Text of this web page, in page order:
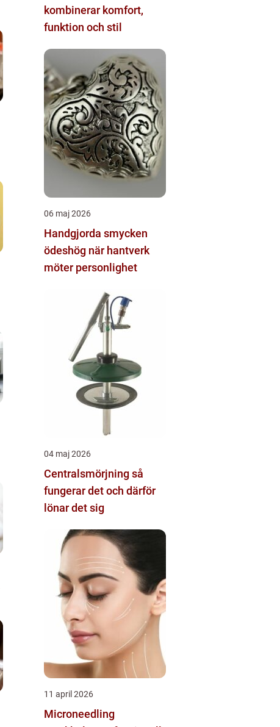
kombinerar komfort,
funktion och stil
06 maj 2026
Handgjorda smycken
ödeshög när hantverk
möter personlighet
04 maj 2026
Centralsmörjning så
fungerar det och därför
lönar det sig
11 april 2026
Microneedling